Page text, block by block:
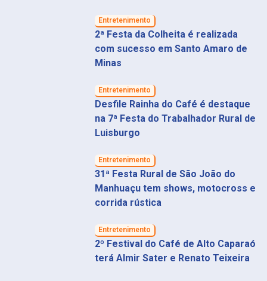
Entretenimento
2ª Festa da Colheita é realizada
com sucesso em Santo Amaro de
Minas
Entretenimento
Desfile Rainha do Café é destaque
na 7ª Festa do Trabalhador Rural de
Luisburgo
Entretenimento
31ª Festa Rural de São João do
Manhuaçu tem shows, motocross e
corrida rústica
Entretenimento
2º Festival do Café de Alto Caparaó
terá Almir Sater e Renato Teixeira